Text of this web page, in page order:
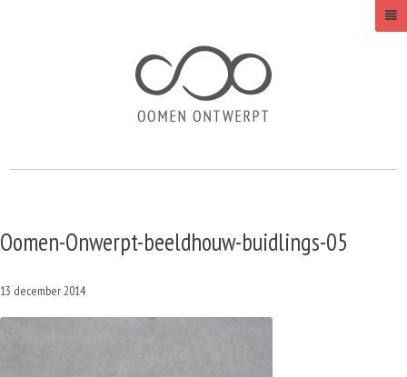
Oomen-Onwerpt-beeldhouw-buidlings-05
13 december 2014